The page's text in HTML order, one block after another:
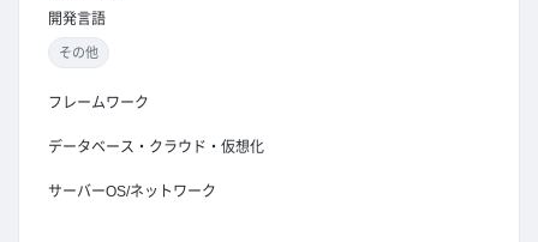
開発言語
その他
フレームワーク
データベース・クラウド・仮想化
サーバーOS/ネットワーク